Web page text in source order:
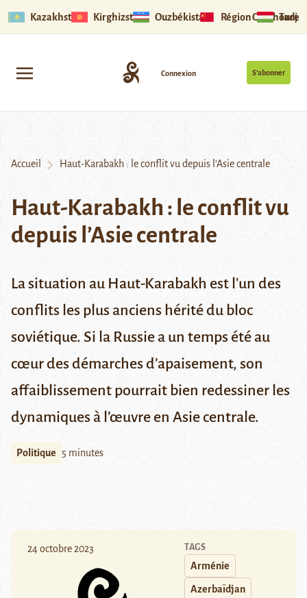
Kazakhstan Kirghizstan Ouzbékistan Région Ouïghoure
S’abonner
Connexion
Accueil Haut-Karabakh : le conflit vu depuis l’Asie centrale
Haut-Karabakh : le conflit vu
depuis l’Asie centrale
La situation au Haut-Karabakh est l'un des
conflits les plus anciens hérité du bloc
soviétique. Si la Russie a un temps été au
cœur des démarches d’apaisement, son
affaiblissement pourrait bien redessiner les
dynamiques à l’œuvre en Asie centrale.
Politique 5 minutes
24 octobre 2023 TAGS
Arménie
Azerbaïdjan